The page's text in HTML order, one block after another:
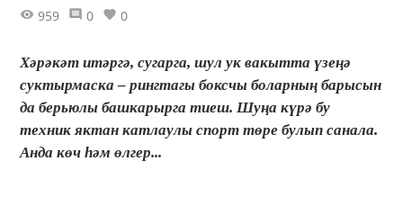
959 0 0
Хәрәкәт итәргә, сугарга, шул ук вакытта үзеңә
суктырмаска – рингтагы боксчы боларның барысын
да берьюлы башкарырга тиеш. Шуңа күрә бу
техник яктан катлаулы спорт төре булып санала.
Анда көч һәм өлгер...